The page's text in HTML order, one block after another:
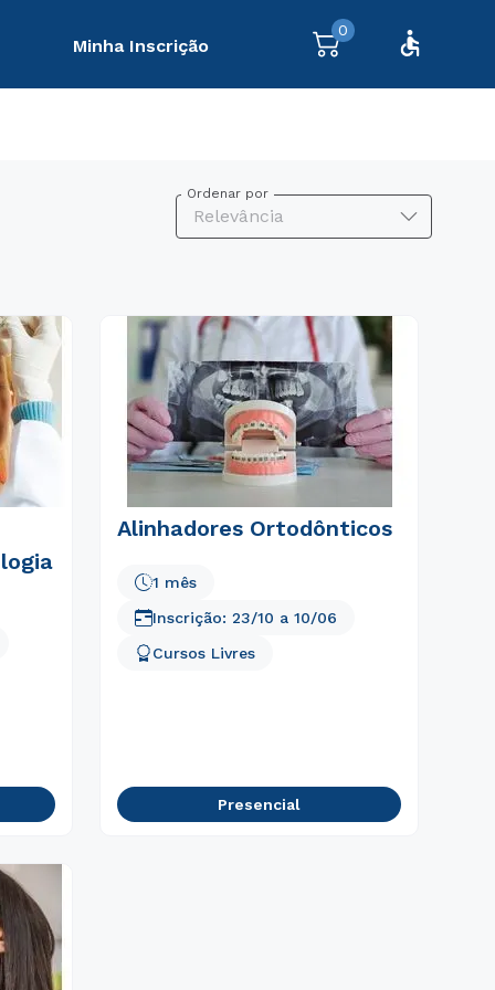
Minha Inscrição
0
Ordenar por
Relevância
Alinhadores Ortodônticos
1 mês
Cursos Livres
Inscrição:23/10 a 10/06
Presencial